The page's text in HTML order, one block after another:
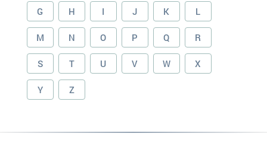
G H I J K L
M N O P Q R
S T U V W X
Y Z